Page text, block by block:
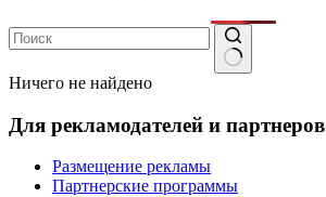
Ничего не найдено
Для рекламодателей и партнеров
Размещение рекламы
Партнерские программы